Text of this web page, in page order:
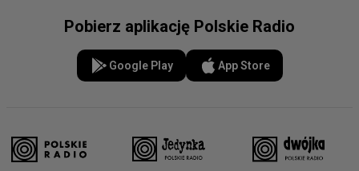
Pobierz aplikację Polskie Radio
Google Play App Store